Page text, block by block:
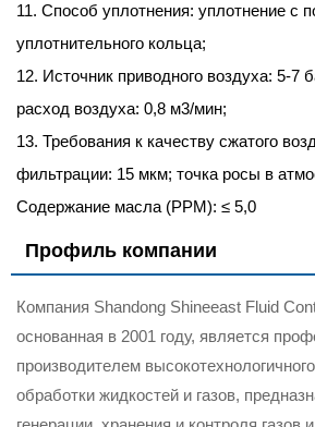
11. Способ уплотнения: уплотнение с
уплотнительного кольца;
12. Источник приводного воздуха: 5-7
расход воздуха: 0,8 м3/мин;
13. Требования к качеству сжатого
фильтрации: 15 мкм; точка росы в
Содержание масла (PPM): ≤ 5,0
Профиль компании
Компания Shandong Shineeast Fluid
основанная в 2001 году, является
производителем
обработки жидкостей и газов,